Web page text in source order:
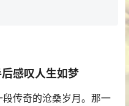
感叹人生如梦
传奇的沧桑岁月。那一